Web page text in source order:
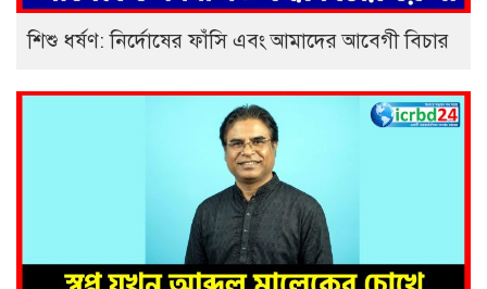
শিশু ধর্ষণ: নির্দোষের ফাঁসি এবং আমাদের আবেগী বিচার